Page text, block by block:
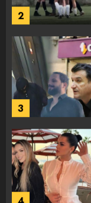
2
3
4